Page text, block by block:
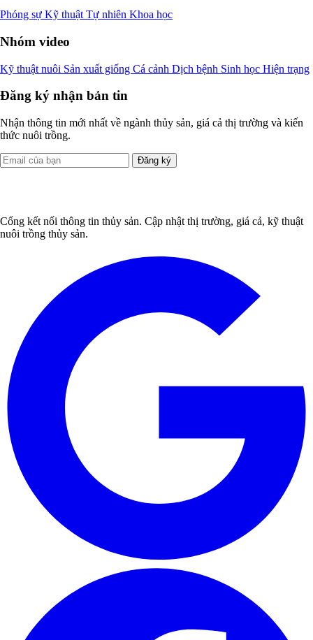
Phóng sự Kỹ thuật Tự nhiên Khoa học
Nhóm video
Kỹ thuật nuôi Sản xuất giống Cá cảnh Dịch bệnh Sinh học Hiện trạng
Đăng ký nhận bản tin
Nhận thông tin mới nhất về ngành thủy sản, giá cả thị trường và kiến
thức nuôi trồng.
Đăng ký
Cổng kết nối thông tin thủy sản. Cập nhật thị trường, giá cả, kỹ thuật
nuôi trồng thủy sản.